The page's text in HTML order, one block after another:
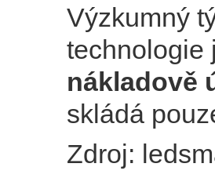
Výzkumný
technologie
nákladově
skládá
Zdroj: